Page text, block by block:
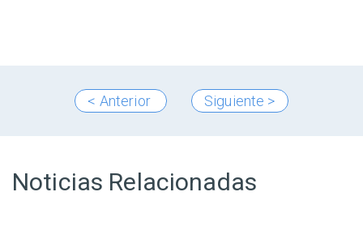
< Anterior Siguiente >
Noticias Relacionadas